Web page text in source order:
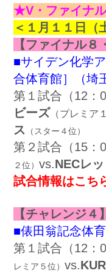
★V・ファイナ
＜１月１１日（
【ファイナル８
■サイデン化学
合体育館］（埼
第１試合（12
ビーズ （プレミア
ス
（スター４位）
第２試合（15
２位）vs.NECレ
試合情報はこち
【チャレンジ４】
■俵田翁記念体
第１試合（12
レミア５位）vs.